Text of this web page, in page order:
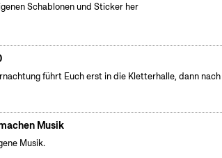
Schablonen und Sticker her
führt Euch erst in die Kletterhalle, dann nach
Musik
Musik.